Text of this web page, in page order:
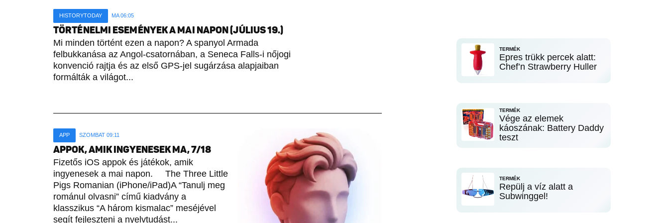
HISTORYTODAY MA 06:05
TÖRTÉNELMI ESEMÉNYEK A MAI NAPON (JÚLIUS 19.)
Mi minden történt ezen a napon? A spanyol Armada
felbukkanása az Angol-csatornában, a Seneca Falls-i nőjogi
konvenció rajtja és az első GPS-jel sugárzása alapjaiban
formálták a világot...
APP SZOMBAT 09:11
APPOK, AMIK INGYENESEK MA, 7/18
Fizetős iOS appok és játékok, amik
ingyenesek a mai napon. The Three Little
Pigs Romanian (iPhone/iPad)A “Tanulj meg
románul olvasni” című kiadvány a
klasszikus “A három kismalac” meséjével
segít fejleszteni a nyelvtudást...
TERMÉK
Epres trükk percek alatt:
Chef’n Strawberry Huller
TERMÉK
Vége az elemek
káoszának: Battery Daddy
teszt
TERMÉK
Repülj a víz alatt a
Subwinggel!